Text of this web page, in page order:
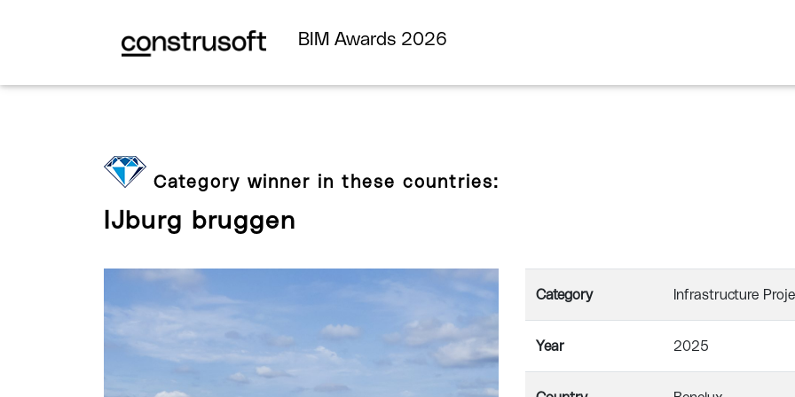
BIM Awards 2026
Category winner in these countries:
IJburg bruggen
Category Infrastructure
Year 2025